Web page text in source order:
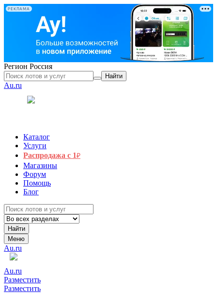
РЕКЛАМА
Регион Россия
Найти
Au.ru
Каталог
Услуги
Распродажа с 1₽
Магазины
Форум
Помощь
Блог
Найти
Меню
Au.ru
Au.ru
Разместить
Разместить